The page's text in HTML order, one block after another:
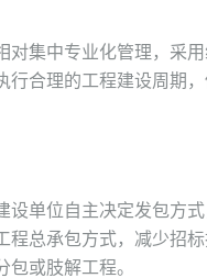
集中专业化管理，采用
合理的工程建设周期
单位自主决定发包方式
总承包方式，减少招
或肢解工程。